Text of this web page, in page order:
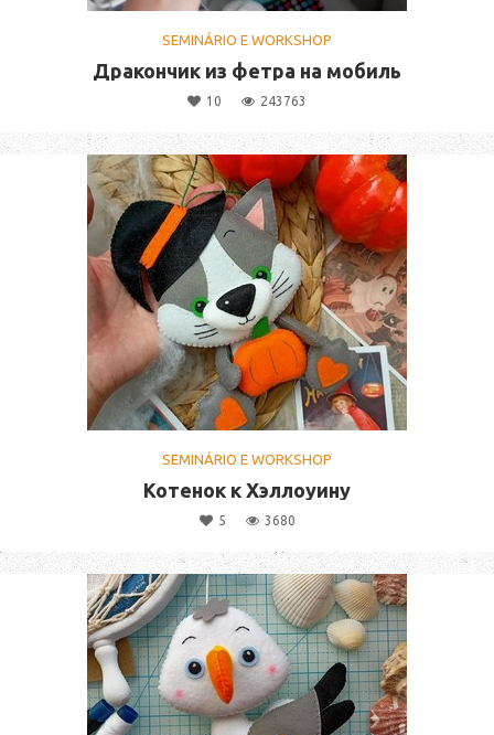
SEMINÁRIO E WORKSHOP
Дракончик из фетра на мобиль
10 243763
SEMINÁRIO E WORKSHOP
Котенок к Хэллоуину
5 3680